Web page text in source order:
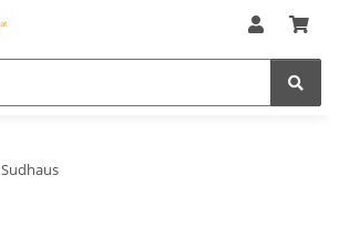
Sudhaus